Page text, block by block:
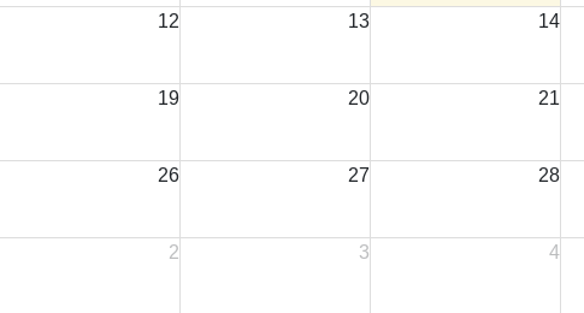
12 13 14
19 20 21
26 27 28
2 3 4